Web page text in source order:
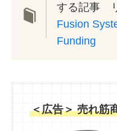
する記事
Fusion
Funding
＜広告＞ 売れ筋